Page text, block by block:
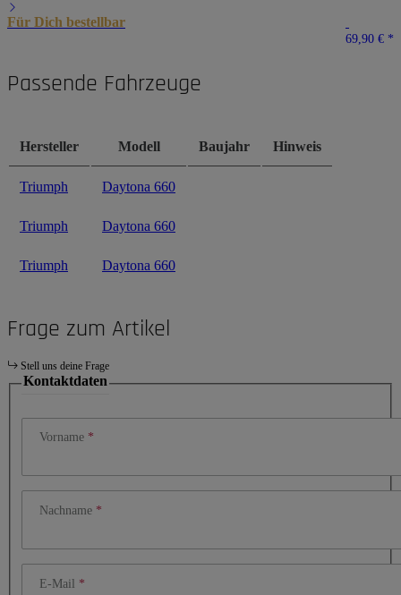
Für Dich bestellbar
69,90 € *
Passende Fahrzeuge
Hersteller Modell Baujahr Hinweis
Triumph Daytona 660
Triumph Daytona 660
Triumph Daytona 660
Frage zum Artikel
Stell uns deine Frage
Kontaktdaten
Vorname
Nachname
E-Mail